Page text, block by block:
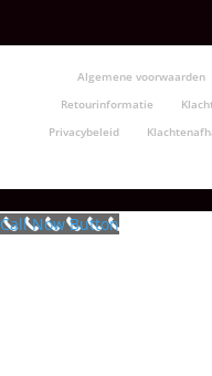
Algemene voorwaarden
Retourinformatie
Privacybeleid
Call Now Button